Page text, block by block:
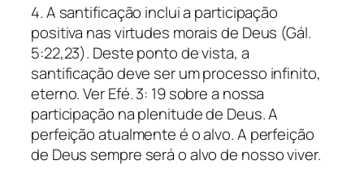
4. A santificação inclui a participação
positiva nas virtudes morais de Deus (Gál.
5:22,23). Deste ponto de vista, a
santificação deve ser um processo infinito,
eterno. Ver Efé. 3: 19 sobre a nossa
participação na plenitude de Deus. A
perfeição atualmente é o alvo. A perfeição
de Deus sempre será o alvo de nosso viver.